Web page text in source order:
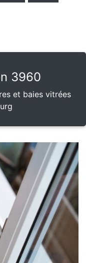
3960
et baies vitrées